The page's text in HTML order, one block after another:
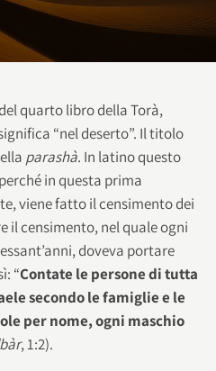
del quarto libro della Torà,
“nel deserto”. Il titolo
parashà. In latino questo
in questa prima
viene fatto il censimento dei
il censimento, nel quale ogni
doveva portare
“Contate le persone di tutta
secondo le famiglie e le
per nome, ogni maschio
, 1:2).